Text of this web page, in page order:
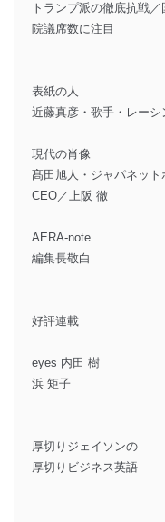
トランプ派の徹底抗戦
院議席数に注目
表紙の人
近藤真彦・歌手・レー
現代の肖像
髙田旭人・ジャパネッ
CEO／上阪 徹
AERA-note
編集長敬白
好評連載
eyes 内田 樹
浜 矩子
厚切りジェイソンの
厚切りビジネス英語